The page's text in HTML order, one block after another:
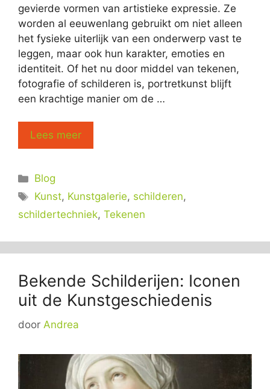
gevierde vormen van artistieke expressie. Ze
worden al eeuwenlang gebruikt om niet alleen
het fysieke uiterlijk van een onderwerp vast te
leggen, maar ook hun karakter, emoties en
identiteit. Of het nu door middel van tekenen,
fotografie of schilderen is, portretkunst blijft
een krachtige manier om de …
Lees meer
Categorieën
Blog
Tags
Kunst, Kunstgalerie, schilderen,
schildertechniek, Tekenen
Bekende Schilderijen: Iconen
uit de Kunstgeschiedenis
door Andrea